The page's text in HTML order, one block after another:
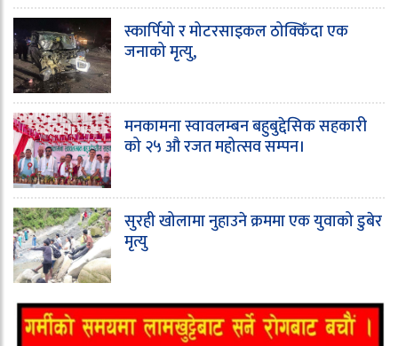
स्कार्पियो र मोटरसाइकल ठोक्किँदा एक
जनाको मृत्यु,
मनकामना स्वावलम्बन बहुबुद्देसिक सहकारी
को २५ औ रजत महोत्सव सम्पन।
सुरही खोलामा नुहाउने क्रममा एक युवाको डुबेर
मृत्यु